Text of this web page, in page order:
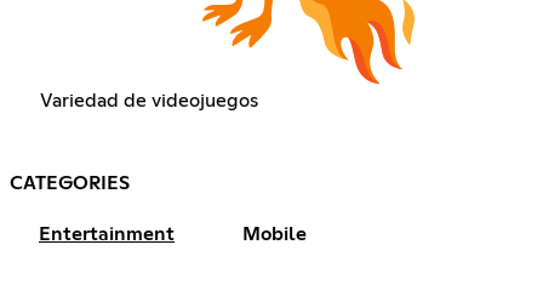
Variedad de videojuegos
CATEGORIES
Entertainment Mobile